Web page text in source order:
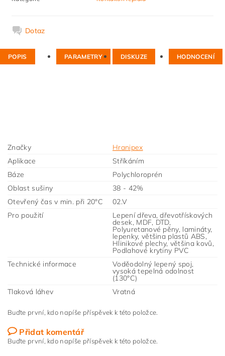
Dotaz
POPIS PARAMETRY DISKUZE HODNOCENÍ
Značky
Hranipex
Aplikace
Stříkáním
Báze
Polychloroprén
Oblast sušiny
38 - 42%
Otevřený čas v min. při 20°C
02.V
Pro použití
Lepení dřeva, dřevotřískových
desek, MDF, DTD,
Polyuretanové pěny, lamináty,
lepenky, většina plastů ABS,
Hlinikové plechy, většina kovů,
Podlahové krytiny PVC
Technické informace
Voděodolný lepený spoj,
vysoká tepelná odolnost
(130°C)
Tlaková láhev
Vratná
Buďte první, kdo napíše příspěvek k této položce.
Přidat komentář
Buďte první, kdo napíše příspěvek k této položce.